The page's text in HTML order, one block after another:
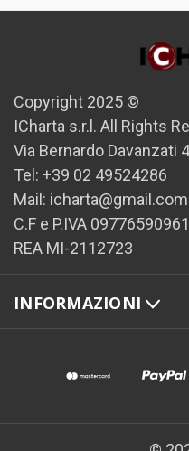
Copyright 2025 ©
ICharta s.r.l. All Rights
Via Bernardo Davanzati
Tel: +39 02 49524286
Mail: icharta@gmail.com
C.F e P.IVA 09776590961
REA MI-2112723
INFORMAZIONI